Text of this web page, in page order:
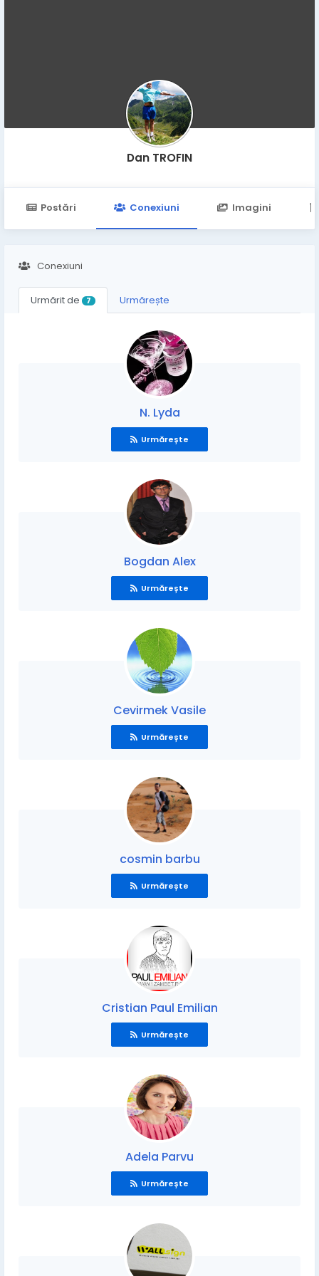
Dan TROFIN
Postări Conexiuni Imagini
Conexiuni
Urmărit de 7 Urmărește
N. Lyda
Urmărește
Bogdan Alex
Urmărește
Cevirmek Vasile
Urmărește
cosmin barbu
Urmărește
Cristian Paul Emilian
Urmărește
Adela Parvu
Urmărește